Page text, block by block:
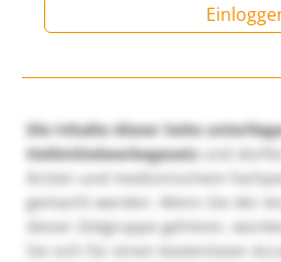
Die Inhalte dieser Seite
Heilmittelwerbegesetzund
Ärzten und medizinischem
gemacht werden. Wenn Sie der
dieser Zielgruppe gehören,
Sie sich für einen kostenlosen